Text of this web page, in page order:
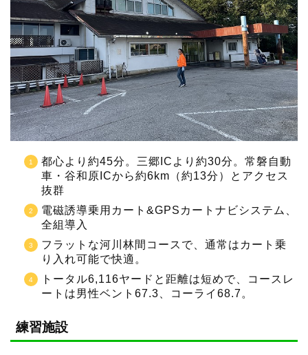
都心より約45分。三郷ICより約30分。常磐自動
車・谷和原ICから約6km（約13分）とアクセス
抜群
電磁誘導乗用カート&GPSカートナビシステム、
全組導入
フラットな河川林間コースで、通常はカート乗
り入れ可能で快適。
トータル6,116ヤードと距離は短めで、コースレ
ートは男性ベント67.3、コーライ68.7。
練習施設